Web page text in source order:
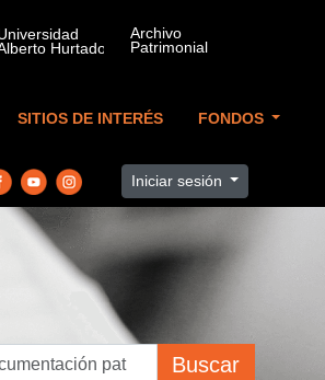
SITIOS DE INTERÉS FONDOS
Iniciar sesión
Buscar